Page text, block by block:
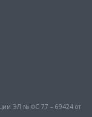
ЭЛ № ФС 77 – 69424 от